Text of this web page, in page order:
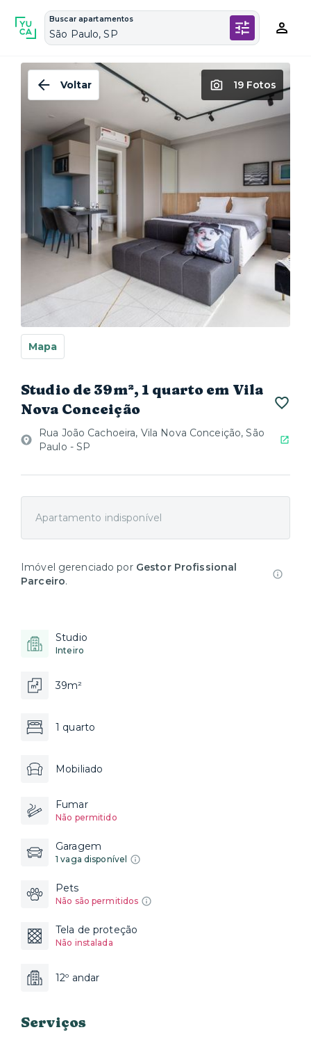
Buscar apartamentos
São Paulo, SP
Voltar 19 Fotos
Mapa
Studio de 39m², 1 quarto em Vila
Nova Conceição
Rua João Cachoeira, Vila Nova Conceição, São
Paulo - SP
Apartamento indisponível
Imóvel gerenciado por Gestor Profissional
Parceiro.
Studio
Inteiro
39m²
1 quarto
Mobiliado
Fumar
Não permitido
Garagem
1 vaga disponível
Pets
Não são permitidos
Tela de proteção
Não instalada
12º andar
Serviços